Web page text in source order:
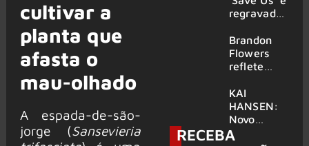
cultivar a
planta que
afasta o
mau-olhado
A espada-de-são-
jorge (Sansevieria
gravada
am Ring
2026
regravada
membros
do GHOST
e KORN
Brandon
Flowers
reflete
futuro e
levanta
possibilida
de de
KAI
HANSEN:
Novo
single
RECEBA